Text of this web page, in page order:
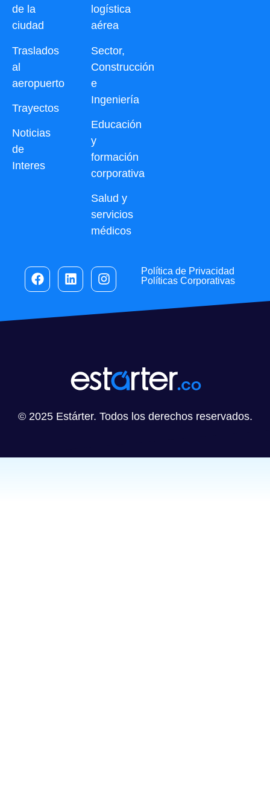
de la
ciudad
Traslados
al
aeropuerto
Trayectos
Noticias
de
Interes
logística
aérea
Sector,
Construcción
e
Ingeniería
Educación
y
formación
corporativa
Salud y
servicios
médicos
Política de Privacidad
Políticas Corporativas
© 2025 Estárter. Todos los derechos reservados.